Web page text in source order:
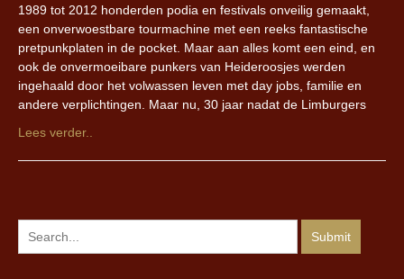
1989 tot 2012 honderden podia en festivals onveilig gemaakt,
een onverwoestbare tourmachine met een reeks fantastische
pretpunkplaten in de pocket. Maar aan alles komt een eind, en
ook de onvermoeibare punkers van Heideroosjes werden
ingehaald door het volwassen leven met day jobs, familie en
andere verplichtingen. Maar nu, 30 jaar nadat de Limburgers
Lees verder..